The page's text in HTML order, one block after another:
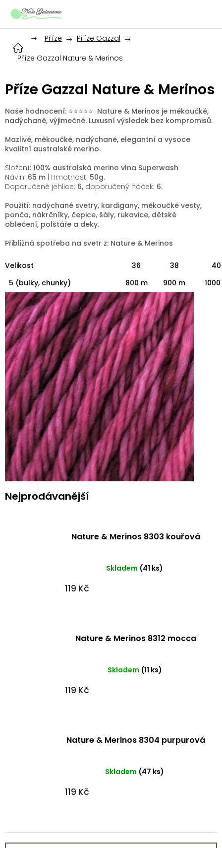
Příze
Příze Gazzal
Příze Gazzal Nature & Merinos
Příze Gazzal Nature & Merinos
Naše hodnocení: ⭐️⭐️⭐️⭐️⭐️ Nature & Merinos je měkoučké,
nadýchané, výjimečné. Luxusní výsledek bez kompromisů.
Mazlivé, měkoučké, nadýchané, elegantní a vysoce
kvalitní australské merino.
Složení: 100% australská merino vlna Superwash
Návin: 65 m | Hmotnost: 50g.
Doporučené jehlice: 6, doporučený háček: 6.
Použití: nadýchané svetry, kardigany, měkoučké vesty,
ponča, nákrčníky, čepice, šály, rukavice, dětské
oblečení, polštáře a deky.
Přibližná spotřeba na svetr z: Nature & Merinos
Velikost 36 38
40
5 (bulky, chunky)
800 m 900 m
Nejprodávanější
Nature & Merinos 8303 kouřová
Skladem (41 ks)
119 Kč
Nature & Merinos 8312 mocca
Skladem (11 ks)
119 Kč
Nature & Merinos 8304 purpurová
Skladem (47 ks)
119 Kč